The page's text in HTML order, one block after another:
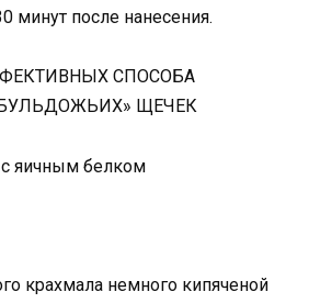
минут после нанесения.
СПОСОБА
ЩЕЧЕК
яичным белком
крахмала немного кипяченой